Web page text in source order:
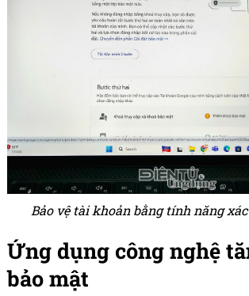
Bảo vệ tài khoản bằng tính năng
Ứng dụng công nghệ
bảo mật